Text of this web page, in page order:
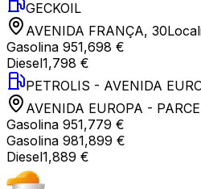
GECKOIL
AVENIDA FRANÇA, 30
Gasolina 951,698 €
Diesel1,798 €
PETROLIS - AVENIDA
AVENIDA EUROPA -
Gasolina 951,779 €
Gasolina 981,899 €
Diesel1,889 €